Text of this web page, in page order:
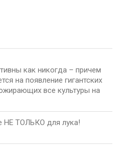
как никогда – причем
на появление гигантских
все культуры на
НЕ ТОЛЬКО для лука!